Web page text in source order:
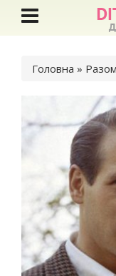
Ви є тут
Головна »